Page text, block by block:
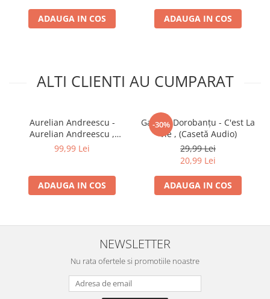
ADAUGA IN COS ADAUGA IN COS
ALTI CLIENTI AU CUMPARAT
Aurelian Andreescu -
Aurelian Andreescu ,
(Casetă Audio)
99,99 Lei
ADAUGA IN COS
-30%
Gabriel Dorobanțu - C'est La
Vie , (Casetă Audio)
29,99 Lei
20,99 Lei
ADAUGA IN COS
NEWSLETTER
Nu rata ofertele si promotiile noastre